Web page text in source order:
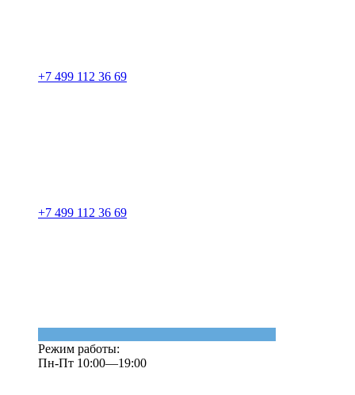
+7 499 112 36 69
+7 499 112 36 69
Режим работы:
Пн-Пт 10:00—19:00